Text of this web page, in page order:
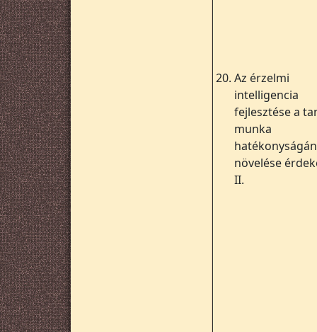
20. Az érzelmi
intelligencia
fejlesztése a
munka
növelése
II.